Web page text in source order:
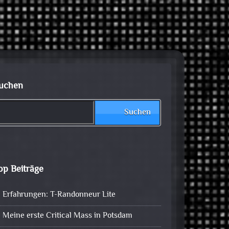
Suchen
Beiträge
Erfahrungen: T-Randonneur Lite
Meine erste Critical Mass in Potsdam